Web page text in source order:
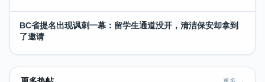
BC省提名出现讽刺一幕：留学生通道没开，清洁保安却拿到
了邀请